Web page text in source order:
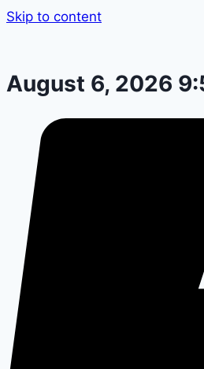
Skip to content
August 6, 2026